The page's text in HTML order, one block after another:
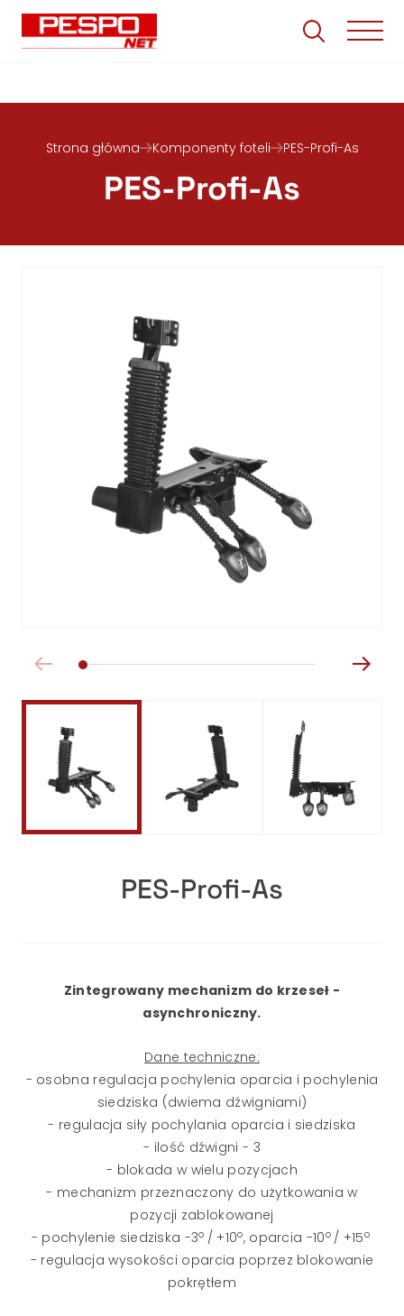
Strona główna Komponenty foteli PES-Profi-As
PES-Profi-As
PES-Profi-As
Zintegrowany mechanizm do krzeseł -
asynchroniczny.
Dane techniczne:
- osobna regulacja pochylenia oparcia i pochylenia
siedziska (dwiema dźwigniami)
- regulacja siły pochylania oparcia i siedziska
- ilość dźwigni - 3
- blokada w wielu pozycjach
- mechanizm przeznaczony do użytkowania w
pozycji zablokowanej
- pochylenie siedziska -3o / +10o, oparcia -10o / +15o
- regulacja wysokości oparcia poprzez blokowanie
pokrętłem